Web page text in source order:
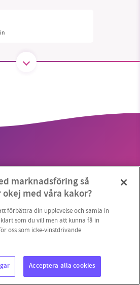
Cookieinställningar
genom att swisha en slant till
marknadsföring så
med våra kakor?
förbättra din upplevelse och samla in
som du vill men att kunna få in
oss som icke-vinstdrivande
Acceptera alla cookies